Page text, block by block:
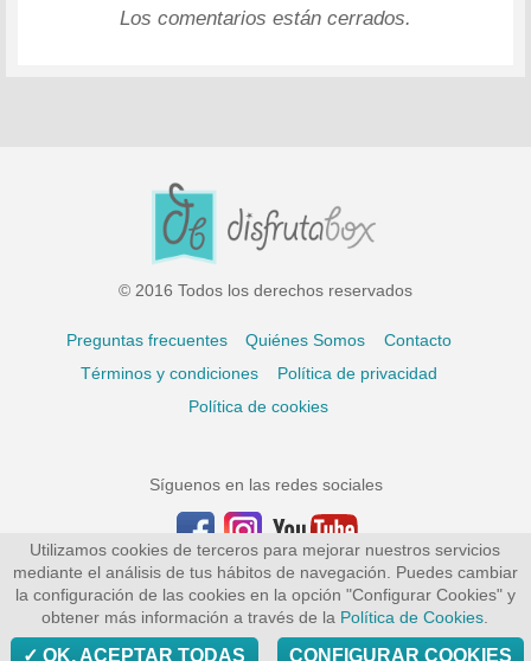
Los comentarios están cerrados.
© 2016 Todos los derechos reservados
Preguntas frecuentes Quiénes Somos
Contacto
Términos y condiciones
Política de privacidad
Política de cookies
Síguenos en las redes sociales
Utilizamos cookies de terceros para mejorar nuestros servicios
mediante el análisis de tus hábitos de navegación. Puedes cambiar
la configuración de las cookies en la opción "Configurar Cookies" y
obtener más información a través de la Política de Cookies.
OK, ACEPTAR TODAS CONFIGURAR COOKIES